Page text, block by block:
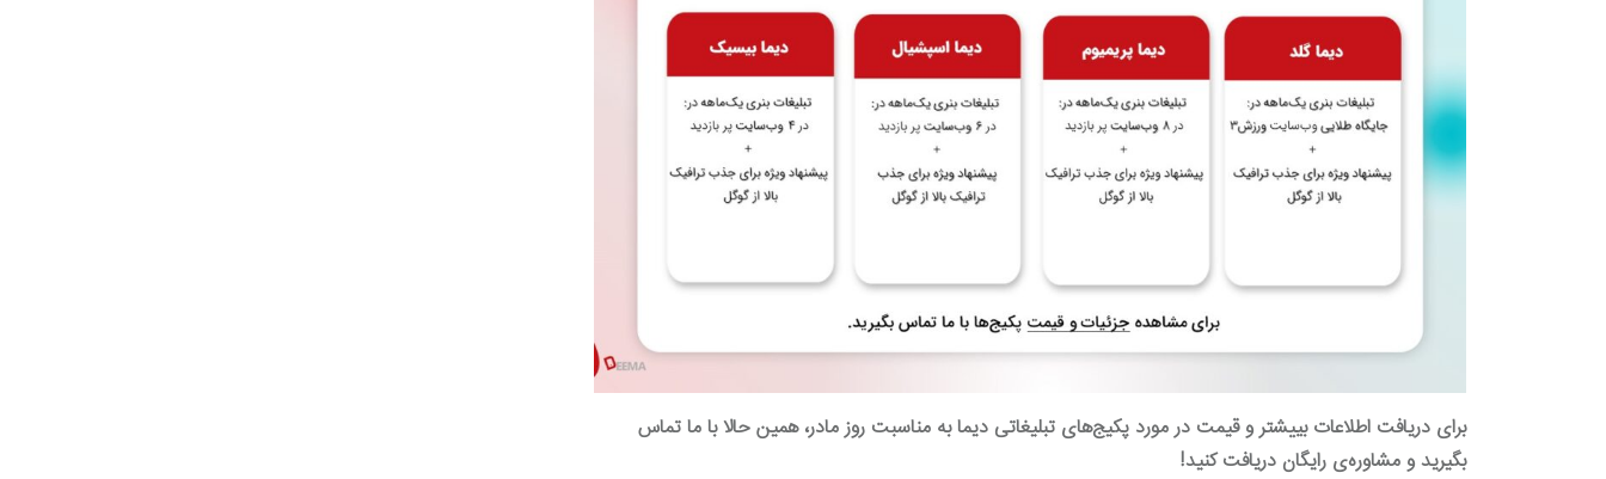
برای دریافت اطلاعات بییشتر و قیمت در مورد پکیج‌های تبلیغاتی دیما به مناسبت روز مادر، همین حالا با ما تماس
بگیرید و مشاوره‌ی رایگان دریافت کنید!